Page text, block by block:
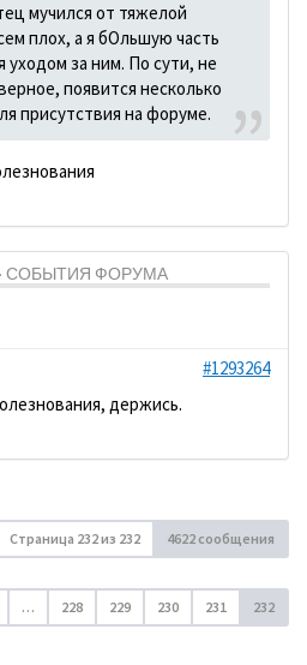
мучился от тяжелой
плох, а я бОльшую часть
уходом за ним. По сути, не
появится несколько
присутствия на форуме.
- СОБЫТИЯ ФОРУМА
#1293264
держись.
Страница 232из 232 4622 сообщения
… 228 229 230 231 232